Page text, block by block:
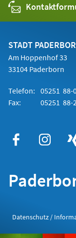
STADT
Am Hoppenhof 33
33104 Paderborn
Telefon: 05251 88-
Fax:
05251 88-
Datenschutz /